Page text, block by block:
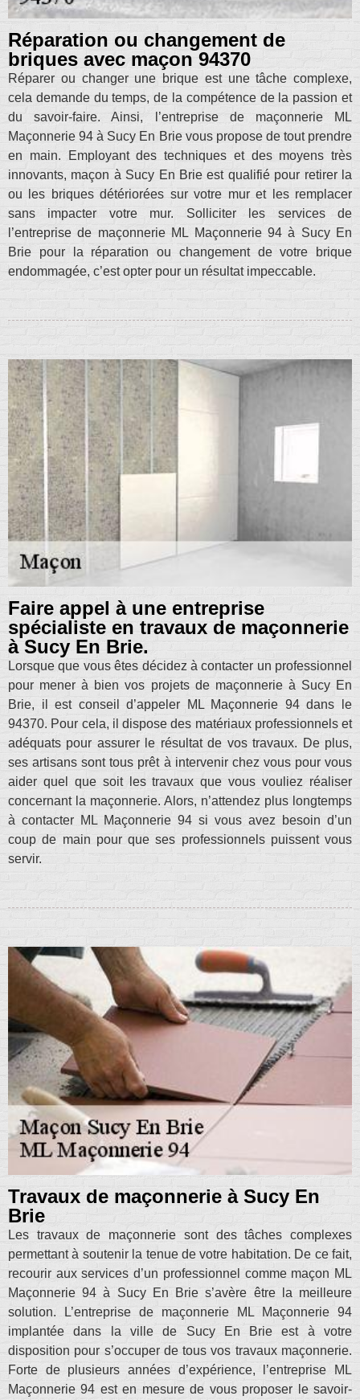
Réparation ou changement de
briques avec maçon 94370
Réparer ou changer une brique est une tâche complexe,
cela demande du temps, de la compétence de la passion et
du savoir-faire. Ainsi, l’entreprise de maçonnerie ML
Maçonnerie 94 à Sucy En Brie vous propose de tout prendre
en main. Employant des techniques et des moyens très
innovants, maçon à Sucy En Brie est qualifié pour retirer la
ou les briques détériorées sur votre mur et les remplacer
sans impacter votre mur. Solliciter les services de
l’entreprise de maçonnerie ML Maçonnerie 94 à Sucy En
Brie pour la réparation ou changement de votre brique
endommagée, c’est opter pour un résultat impeccable.
Faire appel à une entreprise
spécialiste en travaux de maçonnerie
à Sucy En Brie.
Lorsque que vous êtes décidez à contacter un professionnel
pour mener à bien vos projets de maçonnerie à Sucy En
Brie, il est conseil d’appeler ML Maçonnerie 94 dans le
94370. Pour cela, il dispose des matériaux professionnels et
adéquats pour assurer le résultat de vos travaux. De plus,
ses artisans sont tous prêt à intervenir chez vous pour vous
aider quel que soit les travaux que vous vouliez réaliser
concernant la maçonnerie. Alors, n’attendez plus longtemps
à contacter ML Maçonnerie 94 si vous avez besoin d’un
coup de main pour que ses professionnels puissent vous
servir.
Travaux de maçonnerie à Sucy En
Brie
Les travaux de maçonnerie sont des tâches complexes
permettant à soutenir la tenue de votre habitation. De ce fait,
recourir aux services d’un professionnel comme maçon ML
Maçonnerie 94 à Sucy En Brie s’avère être la meilleure
solution. L’entreprise de maçonnerie ML Maçonnerie 94
implantée dans la ville de Sucy En Brie est à votre
disposition pour s’occuper de tous vos travaux maçonnerie.
Forte de plusieurs années d’expérience, l’entreprise ML
Maçonnerie 94 est en mesure de vous proposer le savoir-